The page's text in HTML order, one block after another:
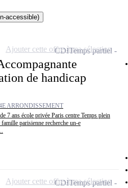
accessible)
de handicap
ARRONDISSEMENT
7 ans école privée Paris centre Temps plein
parisienne recherche un-e
CDITemps partiel
Ajouter cette offre à ma sélection
CDITemps partiel
Ajouter cette offre à ma sélection